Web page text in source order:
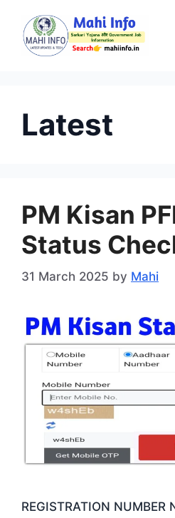
content
Latest
PM Kisan
Status
31 March 2025 by Mahi
REGISTRATION